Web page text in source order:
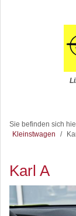
Sie befinden sich
Kleinstwagen
/
Karl A